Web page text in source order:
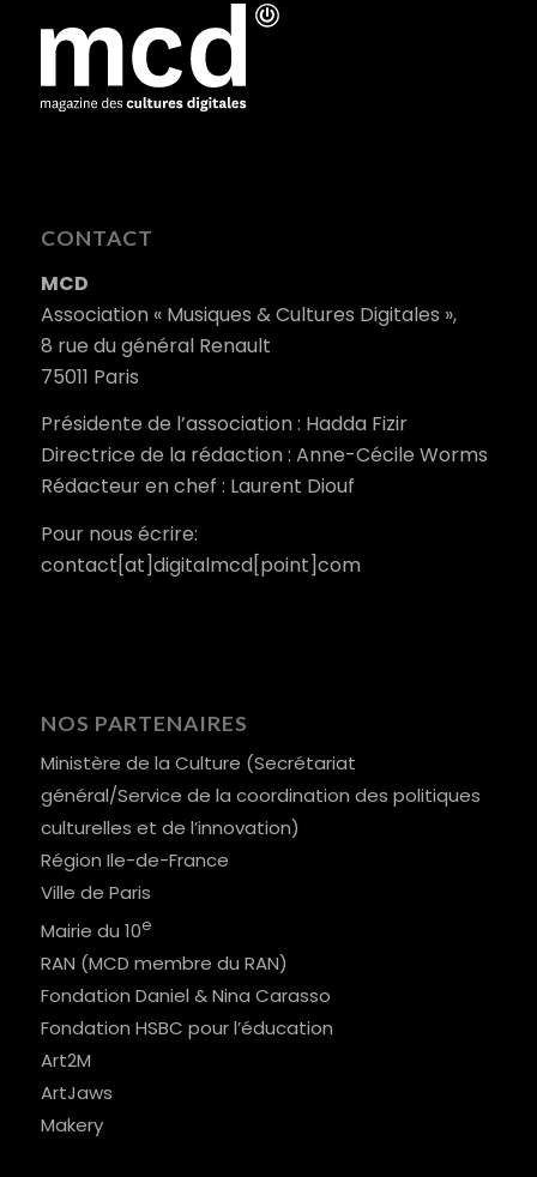
CONTACT
MCD
Association « Musiques & Cultures Digitales »,
8 rue du général Renault
75011 Paris
Présidente de l’association : Hadda Fizir
Directrice de la rédaction : Anne-Cécile Worms
Rédacteur en chef : Laurent Diouf
Pour nous écrire:
contact[at]digitalmcd[point]com
NOS PARTENAIRES
Ministère de la Culture (Secrétariat
général/Service de la coordination des politiques
culturelles et de l’innovation)
Région Ile-de-France
Ville de Paris
Mairie du 10e
RAN (MCD membre du RAN)
Fondation Daniel & Nina Carasso
Fondation HSBC pour l’éducation
Art2M
ArtJaws
Makery